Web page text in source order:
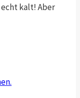
kalt! Aber